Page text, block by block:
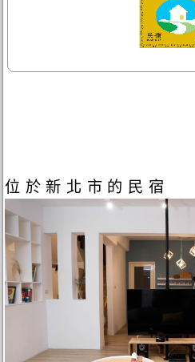
位於新北市的民宿